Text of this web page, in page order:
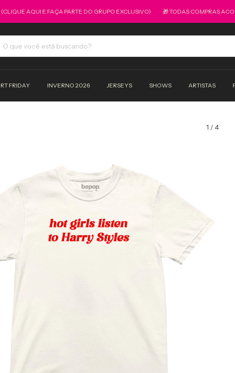
AQUI E FAÇA PARTE DO GRUPO EXCLUSIVO) 🎁 TODAS COMPRAS
FRIDAY INVERNO 2026 JERSEYS SHOWS ARTISTAS
1 /4